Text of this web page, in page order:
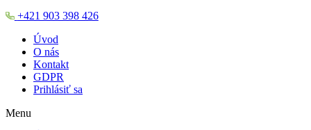
+421 903 398 426
Úvod
O nás
Kontakt
GDPR
Prihlásiť sa
Menu